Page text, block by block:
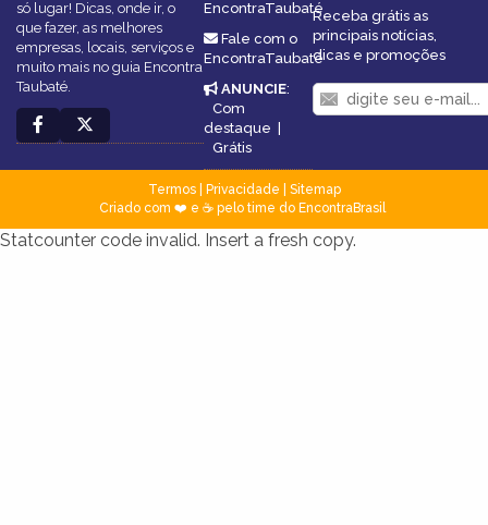
só lugar! Dicas, onde ir, o
que fazer, as melhores
empresas, locais, serviços e
muito mais no guia Encontra
Taubaté.
EncontraTaubaté
Fale com o
EncontraTaubaté
ANUNCIE:
Com
destaque |
Grátis
Receba grátis as
principais notícias,
dicas e promoções
Termos| Privacidade
Sitemap
Criado com ❤️ e ☕ pelo time do EncontraBrasil
Statcounter code invalid. Insert a fresh copy.